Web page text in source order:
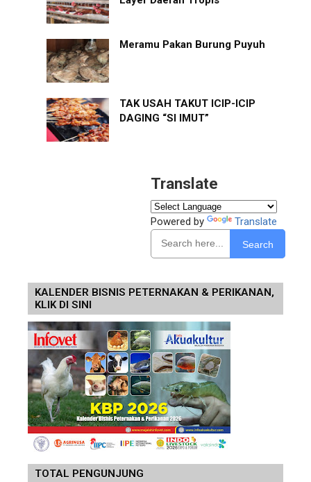
Meramu Pakan Burung Puyuh
TAK USAH TAKUT ICIP-ICIP
DAGING “SI IMUT”
Translate
Powered by Translate
Search
KALENDER BISNIS PETERNAKAN & PERIKANAN,
KLIK DI SINI
TOTAL PENGUNJUNG